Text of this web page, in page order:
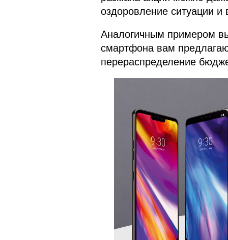
оздоровление ситуации
Аналогичным примером
смартфона вам
перераспределение